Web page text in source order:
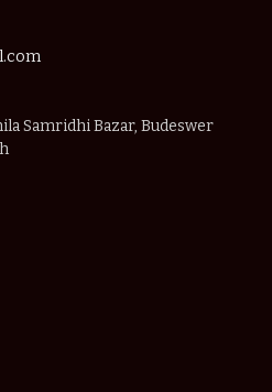
Samridhi Bazar, Budeswer